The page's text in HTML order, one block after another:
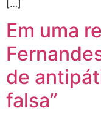
[…]
Em uma
de
falsa”